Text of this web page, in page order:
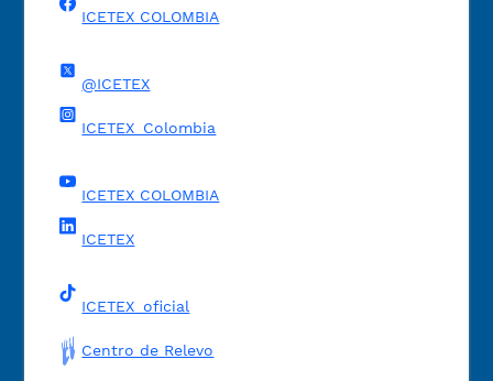
ICETEX COLOMBIA
@ICETEX
ICETEX_Colombia
ICETEX COLOMBIA
ICETEX
ICETEX_oficial
Centro de Relevo